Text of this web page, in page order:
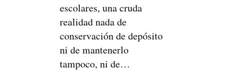
escolares, una cruda
realidad nada de
conservación de depósito
ni de mantenerlo
tampoco, ni de…